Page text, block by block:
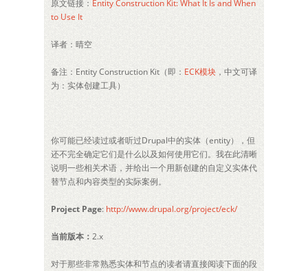
原文链接： Entity Construction Kit: What It Is and When
to Use It
译者：晴空
备注：Entity Construction Kit（即： ECK模块 ，中文可译
为：实体创建工具）
你可能已经读过或者听过Drupal中的实体（entity），但
还不完全确定它们是什么以及如何使用它们。我在此清晰
说明一些相关术语，并给出一个用新创建的自定义实体代
替节点和内容类型的实际案例。
Project Page: http://www.drupal.org/project/eck/
当前版本： 2.x
对于那些非常熟悉实体和节点的读者请直接阅读下面的段